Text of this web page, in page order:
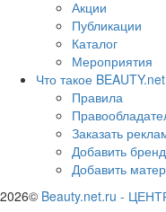
Акции
Публикации
Каталог
Мероприятия
Что такое
Правила
Заказать
Добавить бренд
Добавить
2026© Beauty.net.ru -